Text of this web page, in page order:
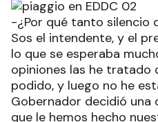
-¿Por qué tanto silencio
Sos el intendente, y el
lo que se esperaba
opiniones las he tratado
podido, y luego no he
Gobernador decidió una
que le hemos hecho